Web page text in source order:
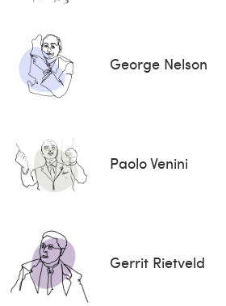
George Nelson
Paolo Venini
Gerrit Rietveld